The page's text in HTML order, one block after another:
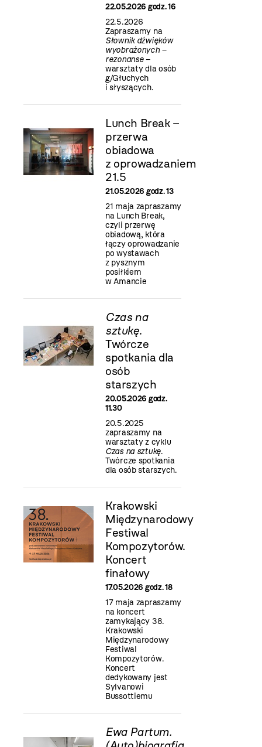
22.05.2026 godz. 16
22.5.2026
Zapraszamy na
Słownik dźwięków
wyobrażonych –
rezonanse–
warsztaty dla osób
g/Głuchych
i słyszących.
Lunch Break –
przerwa
obiadowa
z oprowadzaniem
21.5
21.05.2026 godz. 13
21 maja zapraszamy
na Lunch Break,
czyli przerwę
obiadową, która
łączy oprowadzanie
po wystawach
z pysznym
posiłkiem
w Amancie
Czas na
sztukę.
Twórcze
spotkania dla
osób
starszych
20.05.2026 godz.
11.30
20.5.2025
zapraszamy na
warsztaty z cyklu
Czas na sztukę.
Twórcze spotkania
dla osób starszych.
Krakowski
Międzynarodowy
Festiwal
Kompozytorów.
Koncert
finałowy
17.05.2026 godz. 18
17 maja zapraszamy
na koncert
zamykający 38.
Krakowski
Międzynarodowy
Festiwal
Kompozytorów.
Koncert
dedykowany jest
Sylvanowi
Bussottiemu
Ewa Partum.